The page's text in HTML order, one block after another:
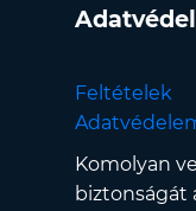
Feltételek
Komolyan
biztonságát